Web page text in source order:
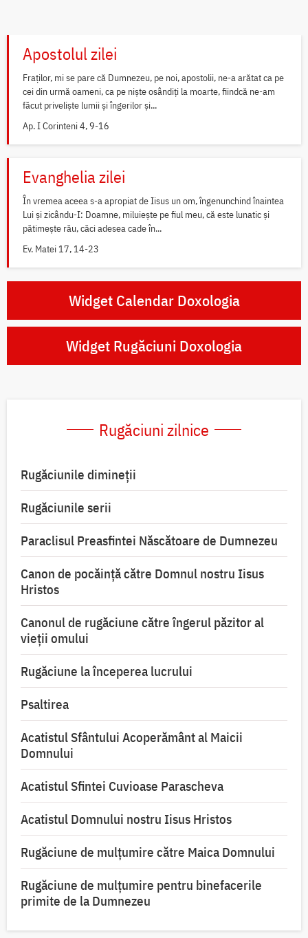
Apostolul zilei
Fraților, mi se pare că Dumnezeu, pe noi, apostolii, ne-a arătat ca pe
cei din urmă oameni, ca pe niște osândiți la moarte, fiindcă ne-am
făcut priveliște lumii și îngerilor și...
Ap. I Corinteni 4, 9-16
Evanghelia zilei
În vremea aceea s-a apropiat de Iisus un om, îngenunchind înaintea
Lui și zicându-I: Doamne, miluiește pe fiul meu, că este lunatic și
pătimește rău, căci adesea cade în...
Ev. Matei 17, 14-23
Widget Calendar Doxologia
Widget Rugăciuni Doxologia
Rugăciuni zilnice
Rugăciunile dimineții
Rugăciunile serii
Paraclisul Preasfintei Născătoare de Dumnezeu
Canon de pocăință către Domnul nostru Iisus
Hristos
Canonul de rugăciune către îngerul păzitor al
vieții omului
Rugăciune la începerea lucrului
Psaltirea
Acatistul Sfântului Acoperământ al Maicii
Domnului
Acatistul Sfintei Cuvioase Parascheva
Acatistul Domnului nostru Iisus Hristos
Rugăciune de mulţumire către Maica Domnului
Rugăciune de mulțumire pentru binefacerile
primite de la Dumnezeu